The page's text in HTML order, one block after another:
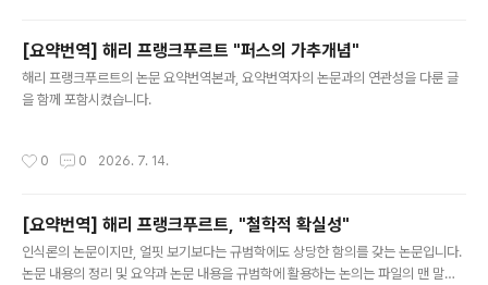
적으로 명료한 해명을 갈구하는 사람들에게 특히 좋은 책
입니다.
[요약번역] 해리 프랭크푸르트 "퍼스의 가추개념"
해리 프랭크푸르트의 논문 요약번역본과, 요약번역자의 논문과의 연관성을 다룬 글
을 함께 포함시켰습니다.
0 0 2026. 7. 14.
[요약번역] 해리 프랭크푸르트, "철학적 확실성"
인식론의 논문이지만, 얼핏 보기보다는 규범학에도 상당한 함의를 갖는 논문입니다.
논문 내용의 정리 및 요약과 논문 내용을 규범학에 활용하는 논의는 파일의 맨 말미